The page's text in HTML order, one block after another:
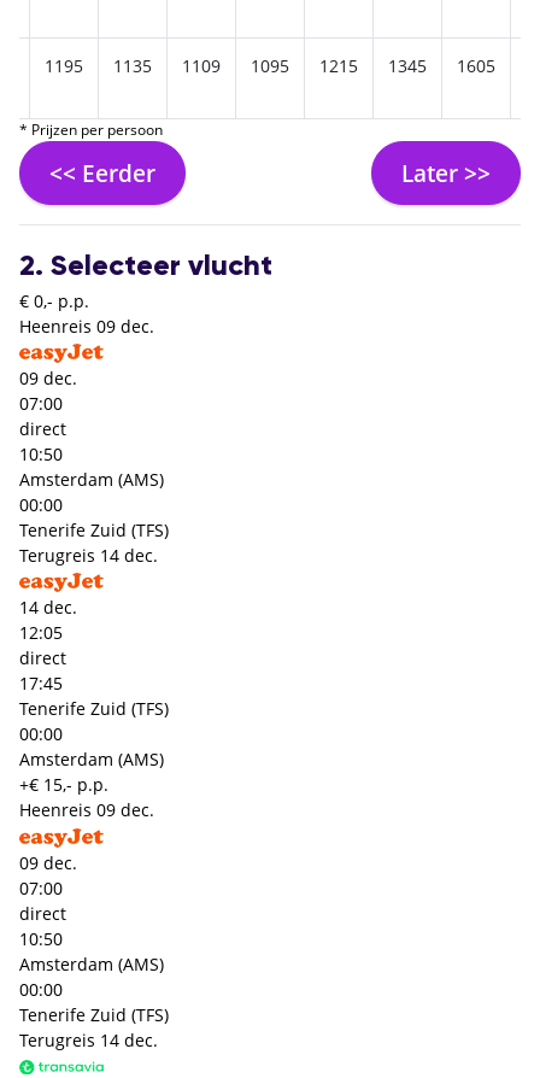
1195 1135 1109 1095 1215 1345 1605
* Prijzen per persoon
<< Eerder Later >>
2. Selecteer vlucht
€ 0,- p.p.
Heenreis 09 dec.
09 dec.
07:00
direct
10:50
Amsterdam (AMS)
00:00
Tenerife Zuid (TFS)
Terugreis 14 dec.
14 dec.
12:05
direct
17:45
Tenerife Zuid (TFS)
00:00
Amsterdam (AMS)
+€ 15,- p.p.
Heenreis 09 dec.
09 dec.
07:00
direct
10:50
Amsterdam (AMS)
00:00
Tenerife Zuid (TFS)
Terugreis 14 dec.